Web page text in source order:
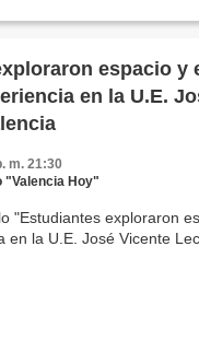
espacio y
en la U.E.
m. 21:30
"Valencia Hoy"